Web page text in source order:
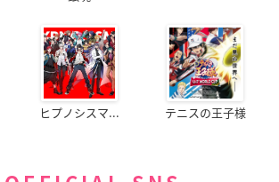
ヒプノシスマ... テニスの王子様